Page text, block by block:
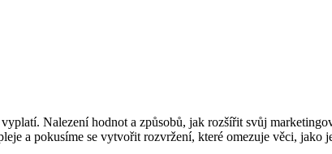
Nalezení hodnot a způsobů, jak rozšířit svůj
a pokusíme se vytvořit rozvržení, které omezuje věci, jako